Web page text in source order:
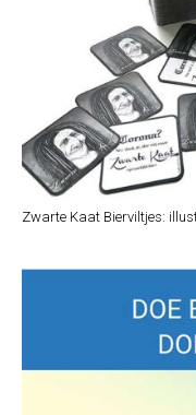
Zwarte Kaat Bierviltjes: